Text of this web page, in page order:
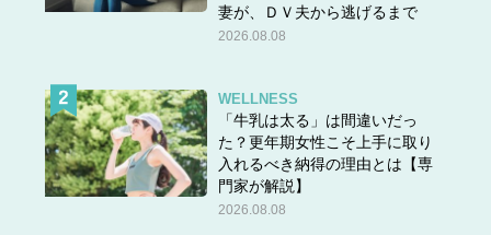
妻が、ＤＶ夫から逃げるまで
2026.08.08
WELLNESS
「牛乳は太る」は間違いだっ
た？更年期女性こそ上手に取り
入れるべき納得の理由とは【専
門家が解説】
2026.08.08